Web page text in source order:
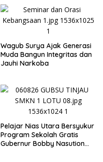
Wagub Surya Ajak Generasi
Muda Bangun Integritas dan
Jauhi Narkoba
Pelajar Nias Utara Bersyukur
Program Sekolah Gratis
Gubernur Bobby Nasution